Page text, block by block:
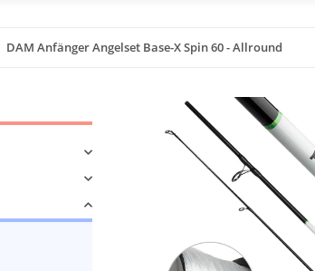
DAM Anfänger Angelset Base-X Spin 60 - Allround